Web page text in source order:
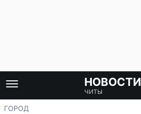
НОВОСТИ
ЧИТЫ
ГОРОД